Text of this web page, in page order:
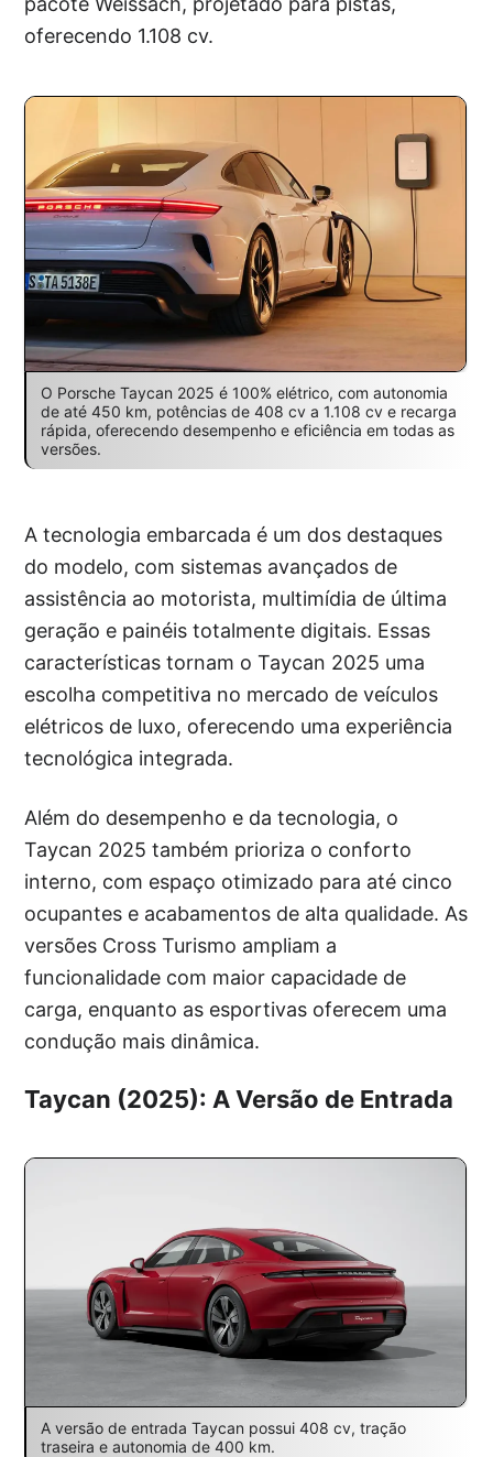
oferecendo 1.108 cv.
O Porsche Taycan 2025 é 100% elétrico, com autonomia
de até 450 km, potências de 408 cv a 1.108 cv e recarga
rápida, oferecendo desempenho e eficiência em todas as
versões.
A tecnologia embarcada é um dos destaques
do modelo, com sistemas avançados de
assistência ao motorista, multimídia de última
geração e painéis totalmente digitais. Essas
características tornam o Taycan 2025 uma
escolha competitiva no mercado de veículos
elétricos de luxo, oferecendo uma experiência
tecnológica integrada.
Além do desempenho e da tecnologia, o
Taycan 2025 também prioriza o conforto
interno, com espaço otimizado para até cinco
ocupantes e acabamentos de alta qualidade. As
versões Cross Turismo ampliam a
funcionalidade com maior capacidade de
carga, enquanto as esportivas oferecem uma
condução mais dinâmica.
Taycan (2025): A Versão de Entrada
A versão de entrada Taycan possui 408 cv, tração
traseira e autonomia de 400 km.